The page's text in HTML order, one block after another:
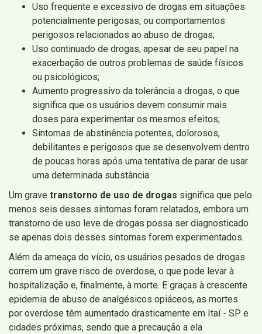
Uso frequente e excessivo de drogas em situações
potencialmente perigosas, ou comportamentos
perigosos relacionados ao abuso de drogas;
Uso continuado de drogas, apesar de seu papel na
exacerbação de outros problemas de saúde físicos
ou psicológicos;
Aumento progressivo da tolerância a drogas, o que
significa que os usuários devem consumir mais
doses para experimentar os mesmos efeitos;
Sintomas de abstinência potentes, dolorosos,
debilitantes e perigosos que se desenvolvem dentro
de poucas horas após uma tentativa de parar de usar
uma determinada substância.
Um grave transtorno de uso de drogas significa que pelo
menos seis desses sintomas foram relatados, embora um
transtorno de uso leve de drogas possa ser diagnosticado
se apenas dois desses sintomas forem experimentados.
Além da ameaça do vício, os usuários pesados ​​de drogas
correm um grave risco de overdose, o que pode levar à
hospitalização e, finalmente, à morte. E graças à crescente
epidemia de abuso de analgésicos opiáceos, as mortes
por overdose têm aumentado drasticamente em Itaí - SP e
cidades próximas, sendo que a precaução a ela